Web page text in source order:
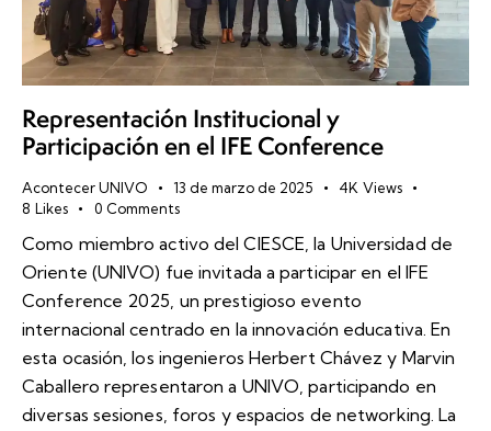
Representación Institucional y
Participación en el IFE Conference
Acontecer UNIVO 13 de marzo de 2025 4K Views
8 Likes 0 Comments
Como miembro activo del CIESCE, la Universidad de
Oriente (UNIVO) fue invitada a participar en el IFE
Conference 2025, un prestigioso evento
internacional centrado en la innovación educativa. En
esta ocasión, los ingenieros Herbert Chávez y Marvin
Caballero representaron a UNIVO, participando en
diversas sesiones, foros y espacios de networking. La